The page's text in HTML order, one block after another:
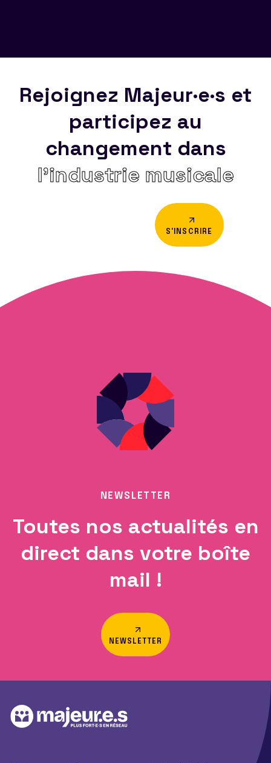
Rejoignez Majeur·e·s et
participez au
changement dans
l’industrie musicale
S'INSCRIRE
NEWSLETTER
Toutes nos actualités en
direct dans votre boîte
mail !
NEWSLETTER